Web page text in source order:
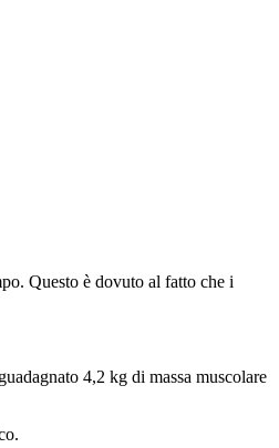
Questo è dovuto al fatto che i
4,2 kg di massa muscolare